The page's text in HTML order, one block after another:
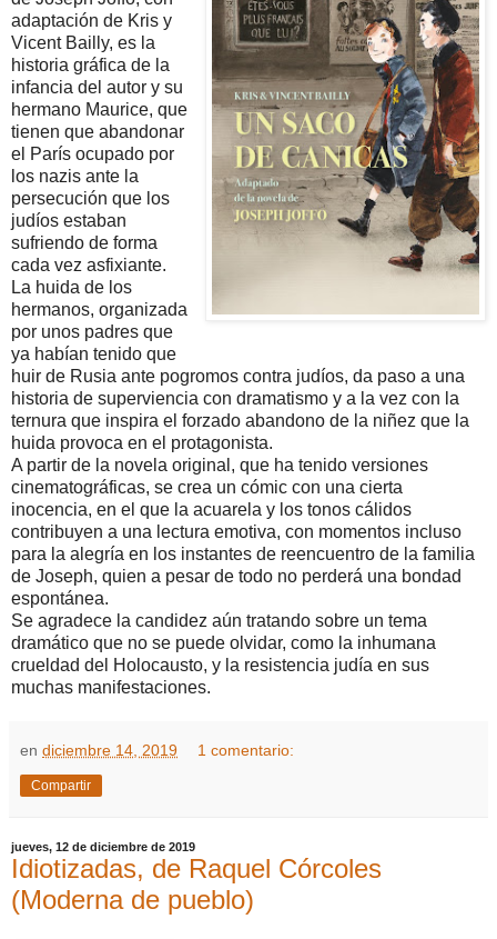
adaptación de Kris y
Vicent Bailly, es la
historia gráfica de la
infancia del autor y su
hermano Maurice, que
tienen que abandonar
el París ocupado por
los nazis ante la
persecución que los
judíos estaban
sufriendo de forma
cada vez asfixiante.
La huida de los
hermanos, organizada
por unos padres que
ya habían tenido que
huir de Rusia ante pogromos contra judíos, da paso a una
historia de superviencia con dramatismo y a la vez con la
ternura que inspira el forzado abandono de la niñez que la
huida provoca en el protagonista.
A partir de la novela original, que ha tenido versiones
cinematográficas, se crea un cómic con una cierta
inocencia, en el que la acuarela y los tonos cálidos
contribuyen a una lectura emotiva, con momentos incluso
para la alegría en los instantes de reencuentro de la familia
de Joseph, quien a pesar de todo no perderá una bondad
espontánea.
Se agradece la candidez aún tratando sobre un tema
dramático que no se puede olvidar, como la inhumana
crueldad del Holocausto, y la resistencia judía en sus
muchas manifestaciones.
en diciembre 14, 2019 1 comentario:
Compartir
jueves, 12 de diciembre de 2019
Idiotizadas, de Raquel Córcoles
(Moderna de pueblo)